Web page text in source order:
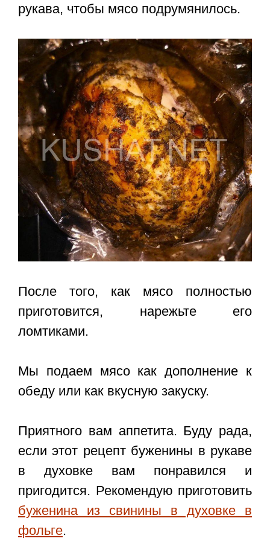
рукава, чтобы мясо подрумянилось.
После того, как мясо полностью
приготовится, нарежьте его
ломтиками.
Мы подаем мясо как дополнение к
обеду или как вкусную закуску.
Приятного вам аппетита. Буду рада,
если этот рецепт буженины в рукаве
в духовке вам понравился и
пригодится. Рекомендую приготовить
буженина из свинины в духовке в
фольге.